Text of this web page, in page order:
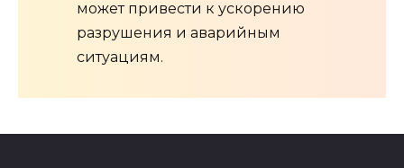
может привести к ускорению
разрушения и аварийным
ситуациям.